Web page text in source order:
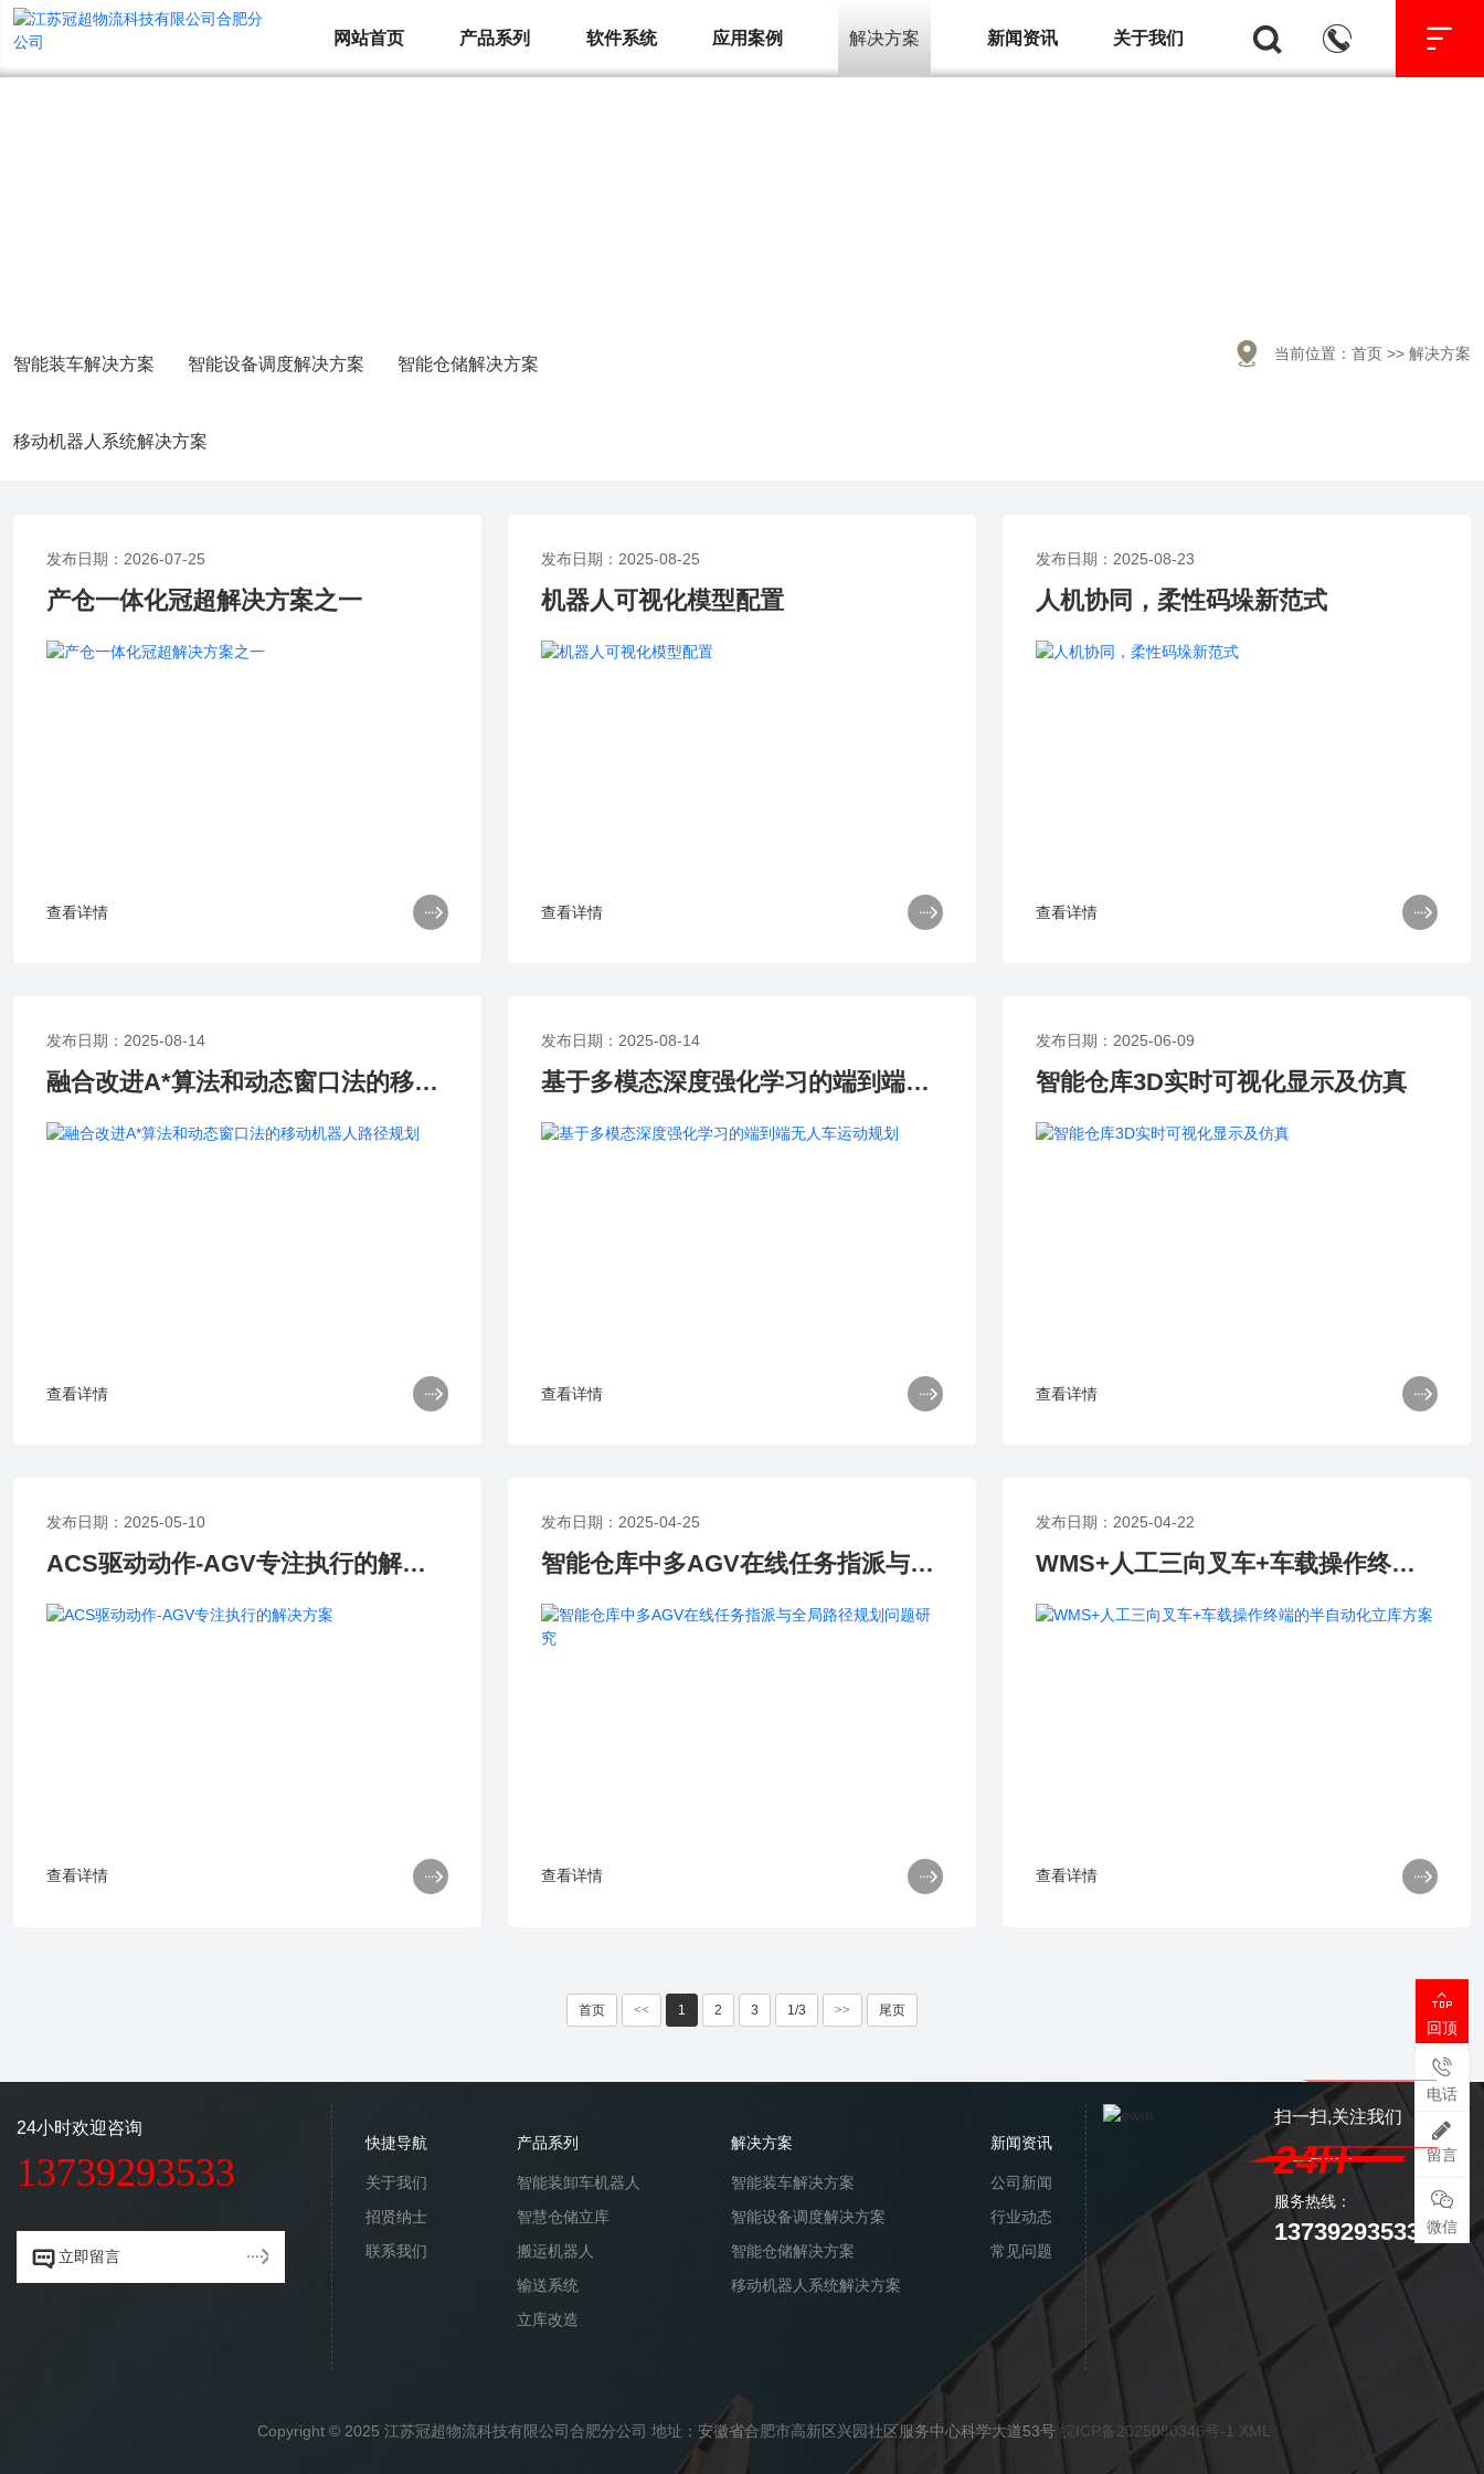
网站首页 产品系列 软件系统 应用案例 解决方案 新闻资讯 关于我们   
智能装车解决方案 智能设备调度解决方案 智能仓储解决方案
移动机器人系统解决方案
 当前位置： 首页 >> 解决方案
发布日期：2026-07-25
产仓一体化冠超解决方案之一
查看详情 
发布日期：2025-08-25
机器人可视化模型配置
查看详情 
发布日期：2025-08-23
人机协同，柔性码垛新范式
查看详情 
发布日期：2025-08-14
融合改进A*算法和动态窗口法的移动机器人路径规划
查看详情 
发布日期：2025-08-14
基于多模态深度强化学习的端到端无人车运动规划
查看详情 
发布日期：2025-06-09
智能仓库3D实时可视化显示及仿真
查看详情 
发布日期：2025-05-10
ACS驱动动作-AGV专注执行的解决方案
查看详情 
发布日期：2025-04-25
智能仓库中多AGV在线任务指派与全局路径规划问题研究
查看详情 
发布日期：2025-04-22
WMS+人工三向叉车+车载操作终端的半自动化立库方案
查看详情 
首页 << 1 2 3 1/3 >> 尾页
24小时欢迎咨询
13739293533
 立即留言 
快捷导航
关于我们
招贤纳士
联系我们
产品系列
智能装卸车机器人
智慧仓储立库
搬运机器人
输送系统
立库改造
解决方案
智能装车解决方案
智能设备调度解决方案
智能仓储解决方案
移动机器人系统解决方案
新闻资讯
公司新闻
行业动态
常见问题
扫一扫,关注我们
24H
服务热线：
13739293533
Copyright © 2025 江苏冠超物流科技有限公司合肥分公司 地址：安徽省合肥市高新区兴园社区服务中心科学大道53号 皖ICP备2025080346号-1 XML

回顶

电话
留言

微信